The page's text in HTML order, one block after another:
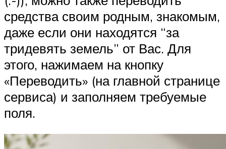
средства своим родным, знакомым,
даже если они находятся “за
тридевять земель” от Вас. Для
этого, нажимаем на кнопку
«Переводить» (на главной странице
сервиса) и заполняем требуемые
поля.